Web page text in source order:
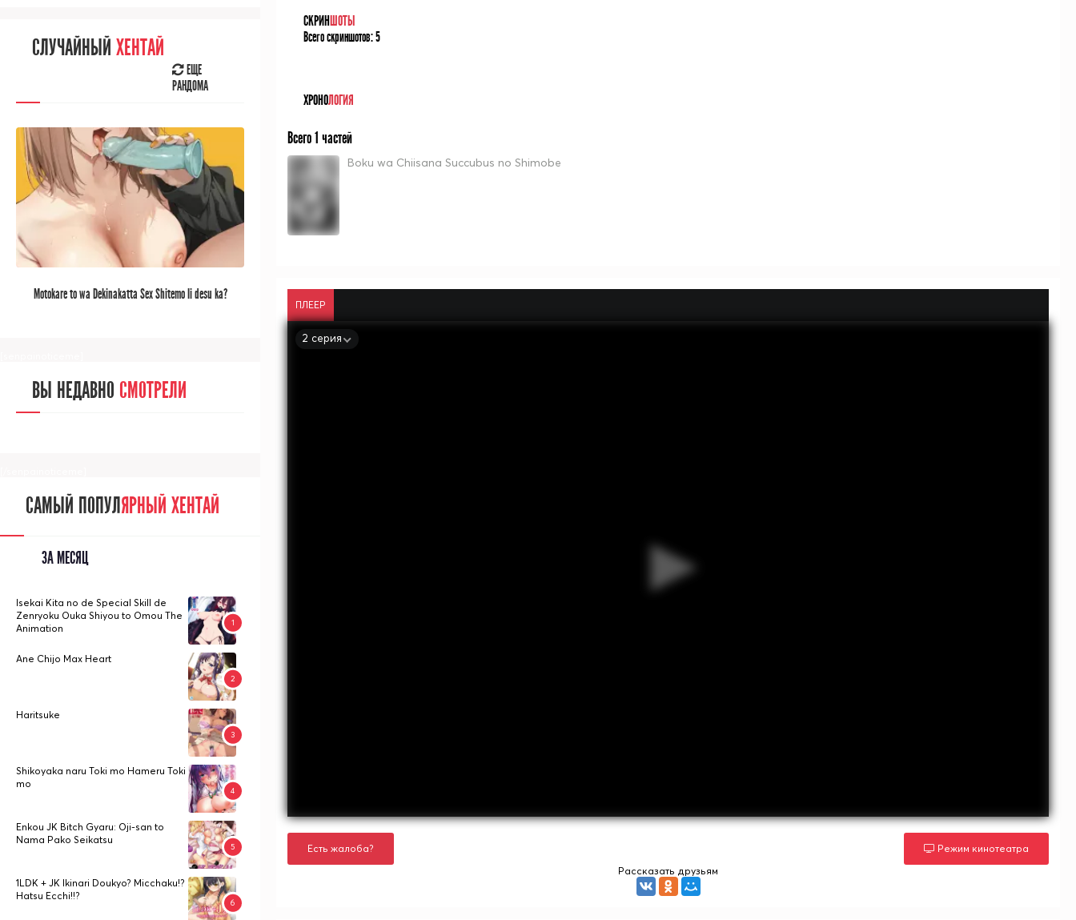
СКРИНШОТЫ
Всего скриншотов:5
ХРОНОЛОГИЯ
Всего 1 частей
Boku wa Chiisana Succubus no Shimobe
ПЛЕЕР
2 серия
Есть жалоба?
Режим кинотеатра
Рассказать друзьям
СЛУЧАЙНОЕ АНИМЕ
РАНДОМА
ВЫ НЕДАВНОСМОТРЕЛИ
САМЫЙ ПОПУЛЯРНЫЙ АНИМЕ
СЛУЧАЙНЫЙ ХЕНТАЙ
ЕЩЕ
РАНДОМА
Motokare to wa Dekinakatta Sex Shitemo Ii desu ka?
ВЫ НЕДАВНО СМОТРЕЛИ
САМЫЙ ПОПУЛЯРНЫЙ ХЕНТАЙ
ЗА МЕСЯЦ
Isekai Kita no de Special Skill de
Zenryoku Ouka Shiyou to Omou The
Animation
Ane Chijo Max Heart
Haritsuke
Shikoyaka naru Toki mo Hameru Toki
mo
Enkou JK Bitch Gyaru: Oji-san to
Nama Pako Seikatsu
1LDK + JK Ikinari Doukyo? Micchaku!?
Hatsu Ecchi!!?